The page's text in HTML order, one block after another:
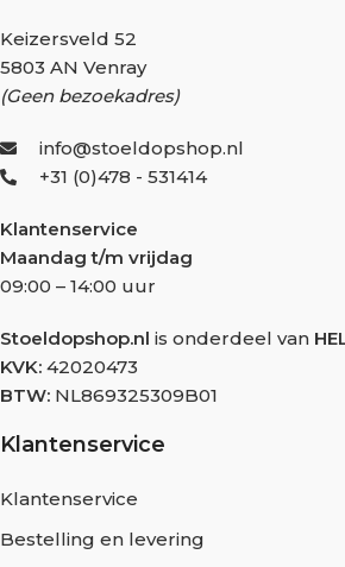
Keizersveld 52
5803 AN Venray
(Geen bezoekadres)
info@stoeldopshop.nl
+31 (0)478 - 531414
Klantenservice
Maandag t/m vrijdag
09:00 – 14:00 uur
Stoeldopshop.nl is onderdeel van
KVK: 42020473
BTW: NL869325309B01
Klantenservice
Klantenservice
Bestelling en levering